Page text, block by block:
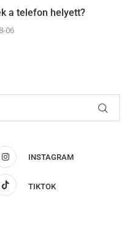
a telefon helyett?
06
INSTAGRAM
TIKTOK